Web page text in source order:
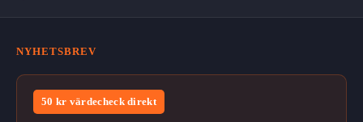
NYHETSBREV
50 kr värdecheck direkt